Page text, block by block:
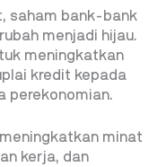
saham bank-bank
menjadi hijau.
meningkatkan
kredit kepada
perekonomian.
minat
kerja, dan